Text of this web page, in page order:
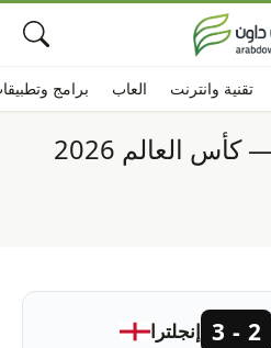
تقنية وانترنت العاب برامج
العالم 2026
2 - 3 إنجلترا